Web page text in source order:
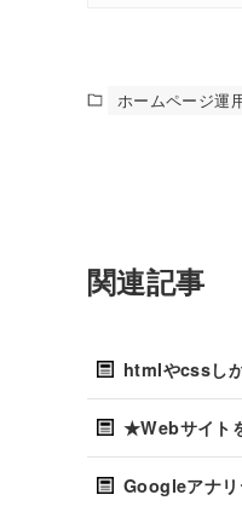
ホームページ運
関連記事
htmlやcssし
★Webサイト
Googleアナリ